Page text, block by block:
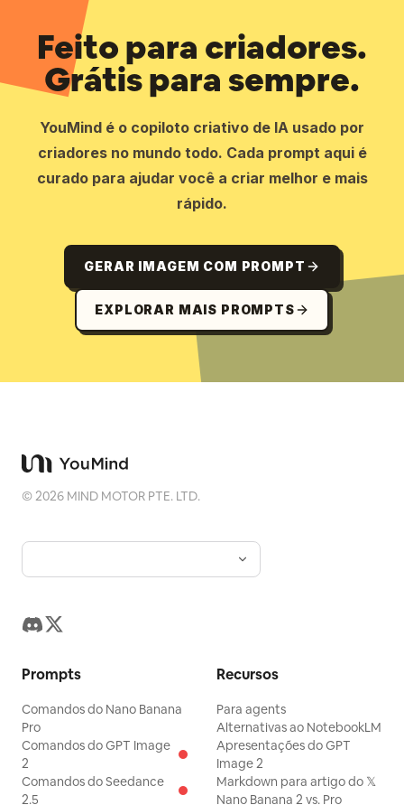
Feito para criadores.
Grátis para sempre.
YouMind é o copiloto criativo de IA usado por
criadores no mundo todo. Cada prompt aqui é
curado para ajudar você a criar melhor e mais
rápido.
GERAR IMAGEM COM PROMPT
EXPLORAR MAIS PROMPTS
©2026 MIND MOTOR PTE. LTD.
Prompts
Comandos do Nano Banana
Pro
Comandos do GPT Image
2
Comandos do Seedance
2.5
Recursos
Para agents
Alternativas ao NotebookLM
Apresentações do GPT
Image 2
Markdown para artigo do 𝕏
Nano Banana 2 vs. Pro